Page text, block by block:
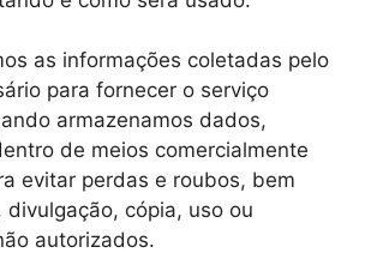
as informações coletadas pelo
para fornecer o serviço
armazenamos dados,
de meios comercialmente
evitar perdas e roubos, bem
divulgação, cópia, uso ou
autorizados.